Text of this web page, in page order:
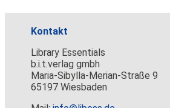
Kontakt
Library Essentials
b.i.t.verlag gmbh
Maria-Sibylla-Merian-Straße 9
65197 Wiesbaden